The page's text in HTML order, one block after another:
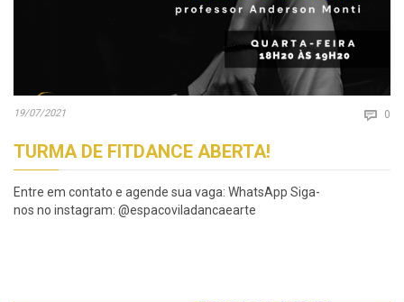
19/07/2021  0
TURMA DE FITDANCE ABERTA!
Entre em contato e agende sua vaga: WhatsApp Siga-
nos no instagram: @espacoviladancaearte